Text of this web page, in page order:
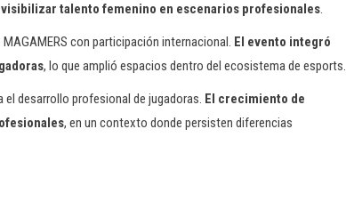
talento femenino en escenarios profesionales.
con participación internacional. El evento integró
, lo que amplió espacios dentro del ecosistema de esports.
desarrollo profesional de jugadoras. El crecimiento de
, en un contexto donde persisten diferencias